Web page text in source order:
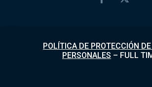
POLÍTICA DE PROTECCIÓN
PERSONALES – FULL